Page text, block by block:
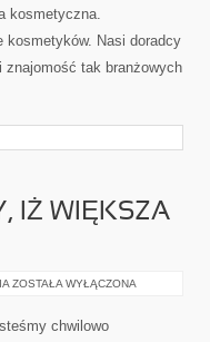
kosmetyczna.
kosmetyków. Nasi doradcy
znajomość tak branżowych
IŻ WIĘKSZA
CORAZ
WIĘKSZA
ZOSTAŁA WYŁĄCZONA
chwilowo